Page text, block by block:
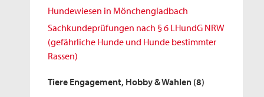
Hundewiesen in Mönchengladbach
Sachkundeprüfungen nach § 6 LHundG NRW
(gefährliche Hunde und Hunde bestimmter
Rassen)
Tiere Engagement, Hobby & Wahlen (8)